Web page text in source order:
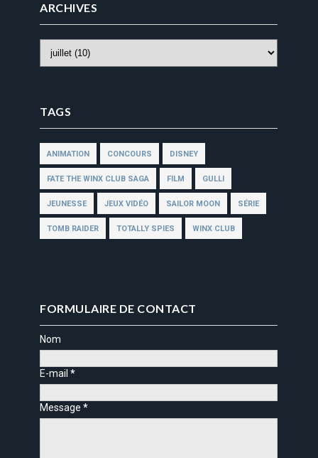
ARCHIVES
TAGS
ANIMATION CONCOURS DISNEY
FATE THE WINX CLUB SAGA FILM GULLI
JEUNESSE JEUX VIDÉO SAILOR MOON SÉRIE
TOMB RAIDER TOTALLY SPIES WINX CLUB
FORMULAIRE DE CONTACT
Nom
E-mail*
Message*